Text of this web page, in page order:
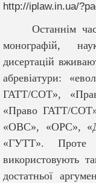
http://iplaw.in.ua/
Останнім
монографій,
дисертацій
абревіатури:
ГАТТ/СОТ»,
«Право ГАТТ/
«ОВС», «ОРС»,
«ГУТТ». Проте
використовують
достатньої